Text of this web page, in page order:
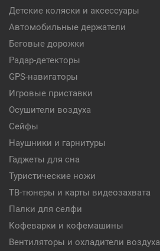
Детские коляски и аксессуары
Автомобильные держатели
Беговые дорожки
Радар-детекторы
GPS-навигаторы
Игровые приставки
Осушители воздуха
Сейфы
Наушники и гарнитуры
Гаджеты для сна
Туристические ножи
ТВ-тюнеры и карты видеозахвата
Палки для селфи
Кофеварки и кофемашины
Вентиляторы и охладители воздуха